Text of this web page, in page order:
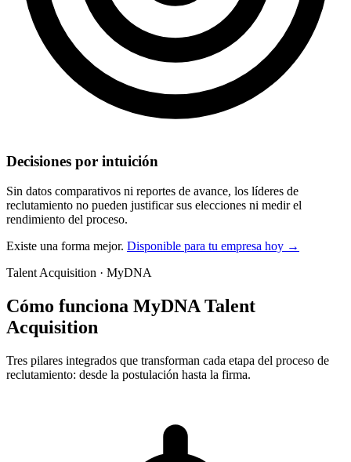
Decisiones por intuición
Sin datos comparativos ni reportes de avance, los líderes de
reclutamiento no pueden justificar sus elecciones ni medir el
rendimiento del proceso.
Existe una forma mejor. Disponible para tu empresa hoy →
Talent Acquisition · MyDNA
Cómo funciona MyDNA Talent
Acquisition
Tres pilares integrados que transforman cada etapa del proceso de
reclutamiento: desde la postulación hasta la firma.